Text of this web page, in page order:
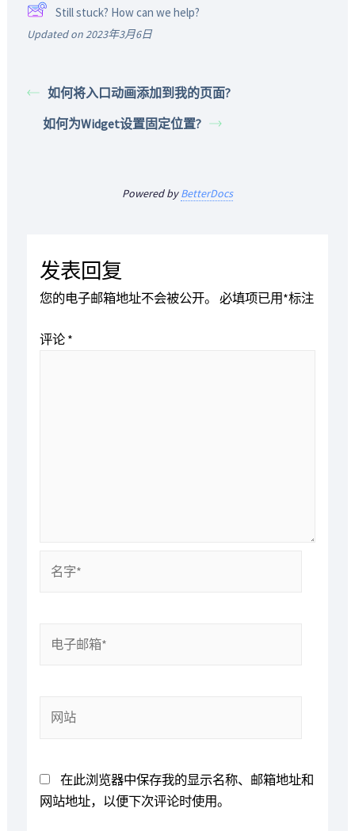
Still stuck? How can we help?
Updated on 2023年3月6日
如何将入口动画添加到我的页面?
如何为Widget设置固定位置?
Powered byBetterDocs
发表回复
您的电子邮箱地址不会被公开。 必填项已用*标注
评论 *
站
在此浏览器中保存我的显示名称、邮箱地址和
网站地址，以便下次评论时使用。